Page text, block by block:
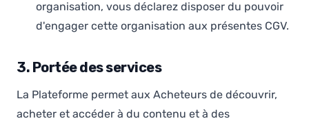
organisation, vous déclarez disposer du pouvoir
d'engager cette organisation aux présentes CGV.
3. Portée des services
La Plateforme permet aux Acheteurs de découvrir,
acheter et accéder à du contenu et à des